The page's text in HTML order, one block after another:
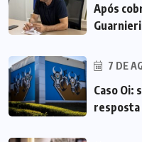
Após
7 DE
Caso Oi:
resposta